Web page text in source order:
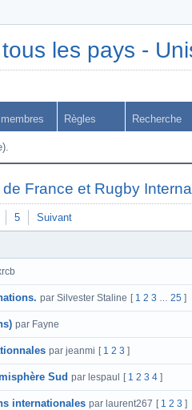
les pays -
Règles Recherche
France et Rugby
5 Suivant
par Silvester Staline [ 1 2 3 25 ]
par Fayne
par jeanmi [ 1 2 3 ]
Sud par lespaul [ 1 2 3 4 ]
internationales par laurent267 [ 1 2 3 ]